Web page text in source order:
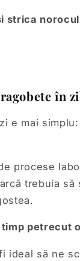
strica
în
e mai
procese
trebuia să
petrecut
ideal să ne